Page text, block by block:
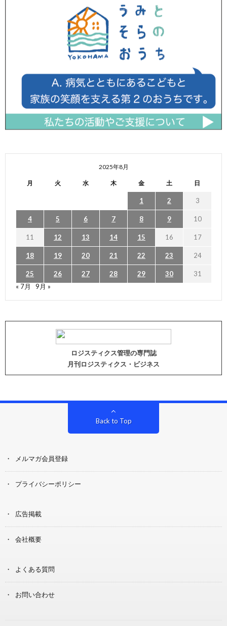
2025年8月
月 火 水 木 金 土 日
1 2 3
4 5 6 7 8 9 10
11 12 13 14 15 16 17
18 19 20 21 22 23 24
25 26 27 28 29 30
31
« 7月
9月 »
ロジスティクス管理の専門誌
月刊ロジスティクス・ビジネス
Back to Top
メルマガ会員登録
プライバシーポリシー
広告掲載
会社概要
よくある質問
お問い合わせ